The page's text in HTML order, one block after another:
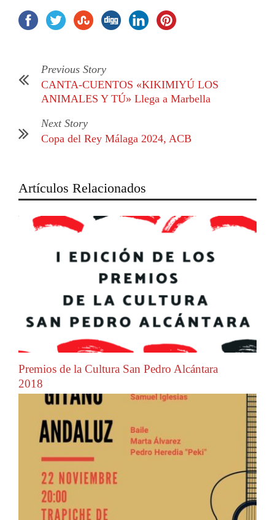
Previous Story
CANTA-CUENTOS «KIKIMIYÚ LOS
ANIMALES Y TÚ» Llega a Marbella
Next Story
Copa del Rey Málaga 2024, ACB
Artículos Relacionados
Premios de la Cultura San Pedro Alcántara
2018